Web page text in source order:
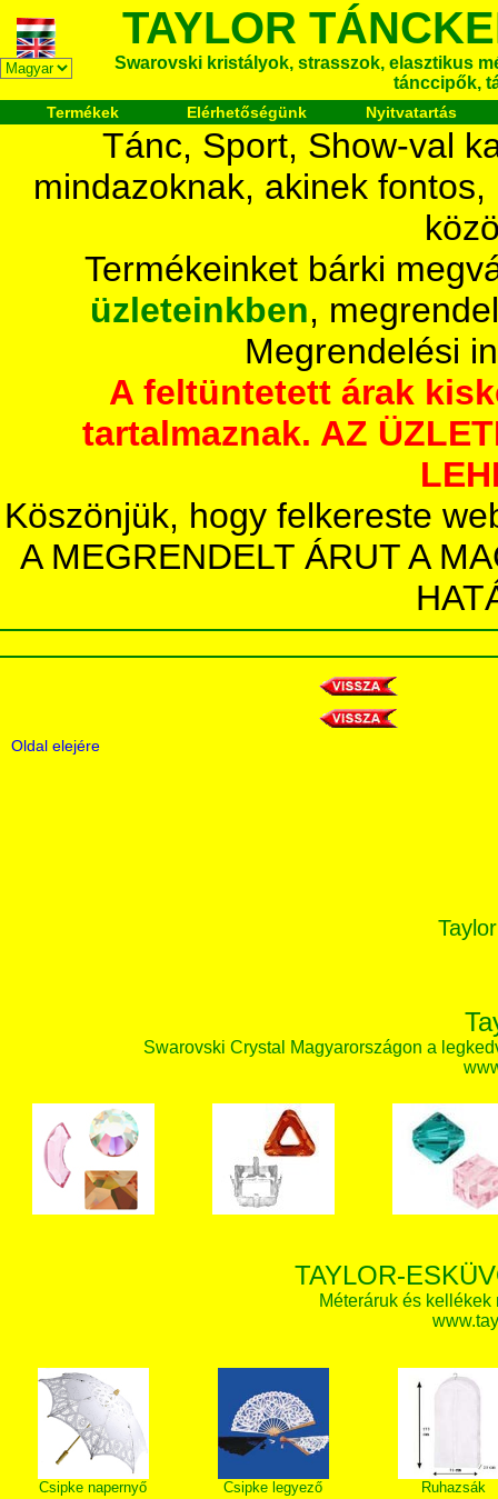
TAYLOR
Swarovski kristályok, strasszok, elasztikus
tánccipők,
Termékek Elérhetőségünk Nyitvatartás
Tánc, Sport, Show-val
mindazoknak, akinek
Termékeinket bárki
üzleteinkben,
Megrendelési
A feltüntetett árak
tartalmaznak. AZ
Köszönjük, hogy felkereste
A MEGRENDELT ÁRUT A
Oldal elejére
Swarovski Crystal Magyarországon a
TAYLOR-
Méteráruk és
Csipke napernyő Csipke legyező Ruhazsák